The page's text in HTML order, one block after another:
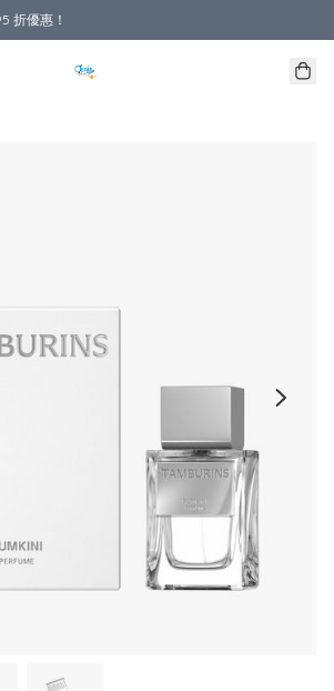
折優惠！
費優惠！（適用於 本地送貨、本地取貨 )